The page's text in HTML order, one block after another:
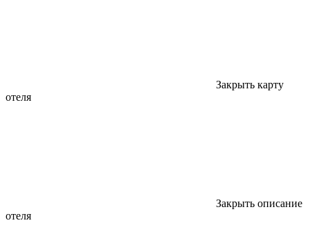
Закрыть карту
отеля
Закрыть описание
отеля